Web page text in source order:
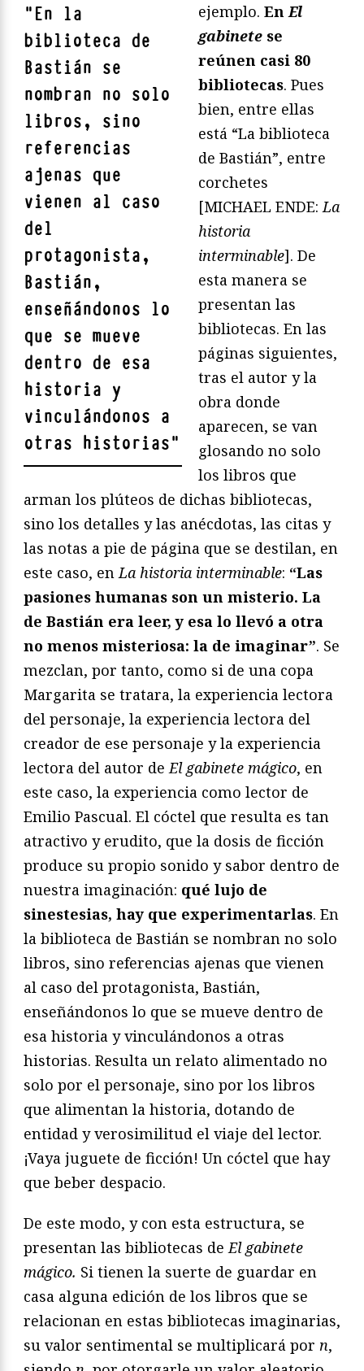
"En la
biblioteca de
Bastián se
nombran no solo
libros, sino
referencias
ajenas que
vienen al caso
del
protagonista,
Bastián,
enseñándonos lo
que se mueve
dentro de esa
historia y
vinculándonos a
otras historias"
ejemplo. En El
gabinete se
reúnen casi 80
bibliotecas. Pues
bien, entre ellas
está “La biblioteca
de Bastián”, entre
corchetes
[MICHAEL ENDE: La
historia
interminable]. De
esta manera se
presentan las
bibliotecas. En las
páginas siguientes,
tras el autor y la
obra donde
aparecen, se van
glosando no solo
los libros que
arman los plúteos de dichas bibliotecas,
sino los detalles y las anécdotas, las citas y
las notas a pie de página que se destilan, en
este caso, en La historia interminable: “Las
pasiones humanas son un misterio. La
de Bastián era leer, y esa lo llevó a otra
no menos misteriosa: la de imaginar”. Se
mezclan, por tanto, como si de una copa
Margarita se tratara, la experiencia lectora
del personaje, la experiencia lectora del
creador de ese personaje y la experiencia
lectora del autor de El gabinete mágico, en
este caso, la experiencia como lector de
Emilio Pascual. El cóctel que resulta es tan
atractivo y erudito, que la dosis de ficción
produce su propio sonido y sabor dentro de
nuestra imaginación: qué lujo de
sinestesias, hay que experimentarlas. En
la biblioteca de Bastián se nombran no solo
libros, sino referencias ajenas que vienen
al caso del protagonista, Bastián,
enseñándonos lo que se mueve dentro de
esa historia y vinculándonos a otras
historias. Resulta un relato alimentado no
solo por el personaje, sino por los libros
que alimentan la historia, dotando de
entidad y verosimilitud el viaje del lector.
¡Vaya juguete de ficción! Un cóctel que hay
que beber despacio.
De este modo, y con esta estructura, se
presentan las bibliotecas de El gabinete
mágico. Si tienen la suerte de guardar en
casa alguna edición de los libros que se
relacionan en estas bibliotecas imaginarias,
su valor sentimental se multiplicará por n,